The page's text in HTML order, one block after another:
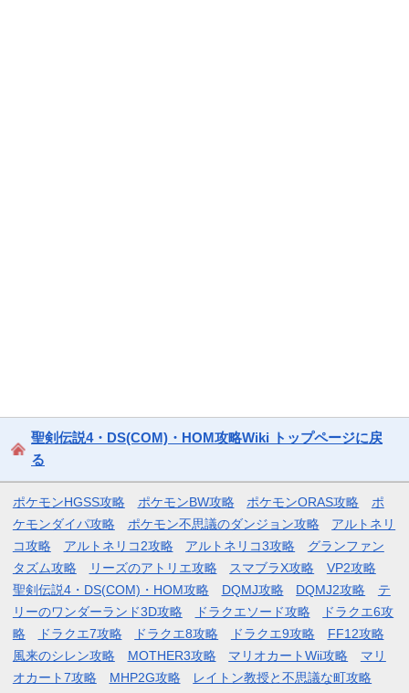
聖剣伝説4・DS(COM)・HOM攻略Wiki トップページに戻
る
ポケモンHGSS攻略 ポケモンBW攻略 ポケモンORAS攻略
ポ
ケモンダイパ攻略
ポケモン不思議のダンジョン攻略
アルトネリ
コ攻略
アルトネリコ2攻略 アルトネリコ3攻略
グランファン
タズム攻略
リーズのアトリエ攻略 スマブラX攻略
VP2攻略
聖剣伝説4・DS(COM)・HOM攻略
DQMJ攻略 DQMJ2攻略
テ
リーのワンダーランド3D攻略
ドラクエソード攻略
ドラクエ6攻
略
ドラクエ7攻略 ドラクエ8攻略 ドラクエ9攻略
FF12攻略
風来のシレン攻略
MOTHER3攻略 マリオカートWii攻略
マリ
オカート7攻略
MHP2G攻略
レイトン教授と不思議な町攻略